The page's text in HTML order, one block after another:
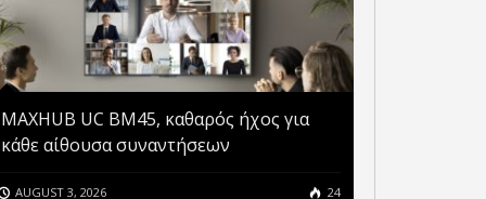
MAXHUB UC BM45, καθαρός ήχος για
κάθε αίθουσα συναντήσεων
AUGUST 3, 2026 24